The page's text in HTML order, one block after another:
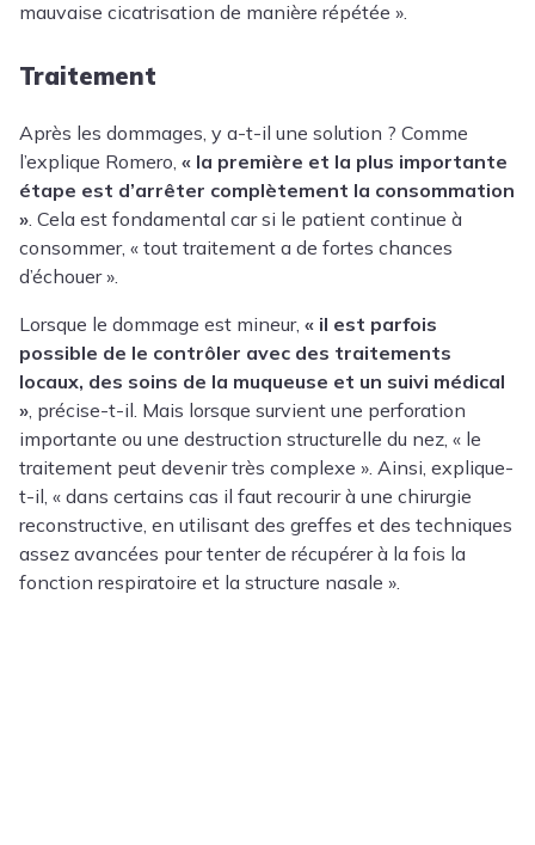
mauvaise cicatrisation de manière répétée ».
Traitement
Après les dommages, y a-t-il une solution ? Comme
l’explique Romero, « la première et la plus importante
étape est d’arrêter complètement la consommation
». Cela est fondamental car si le patient continue à
consommer, « tout traitement a de fortes chances
d’échouer ».
Lorsque le dommage est mineur, « il est parfois
possible de le contrôler avec des traitements
locaux, des soins de la muqueuse et un suivi médical
», précise-t-il. Mais lorsque survient une perforation
importante ou une destruction structurelle du nez, « le
traitement peut devenir très complexe ». Ainsi, explique-
t-il, « dans certains cas il faut recourir à une chirurgie
reconstructive, en utilisant des greffes et des techniques
assez avancées pour tenter de récupérer à la fois la
fonction respiratoire et la structure nasale ».